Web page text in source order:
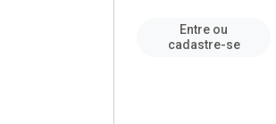
Entre ou
cadastre-se